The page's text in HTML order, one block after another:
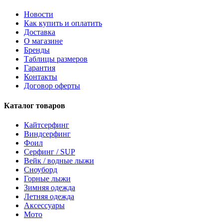
Новости
Как купить и оплатить
Доставка
О магазине
Бренды
Таблицы размеров
Гарантия
Контакты
Договор оферты
Каталог товаров
Кайтсерфинг
Виндсерфинг
Фоил
Серфинг / SUP
Вейк / водные лыжи
Сноуборд
Горные лыжи
Зимняя одежда
Летняя одежда
Аксессуары
Мото